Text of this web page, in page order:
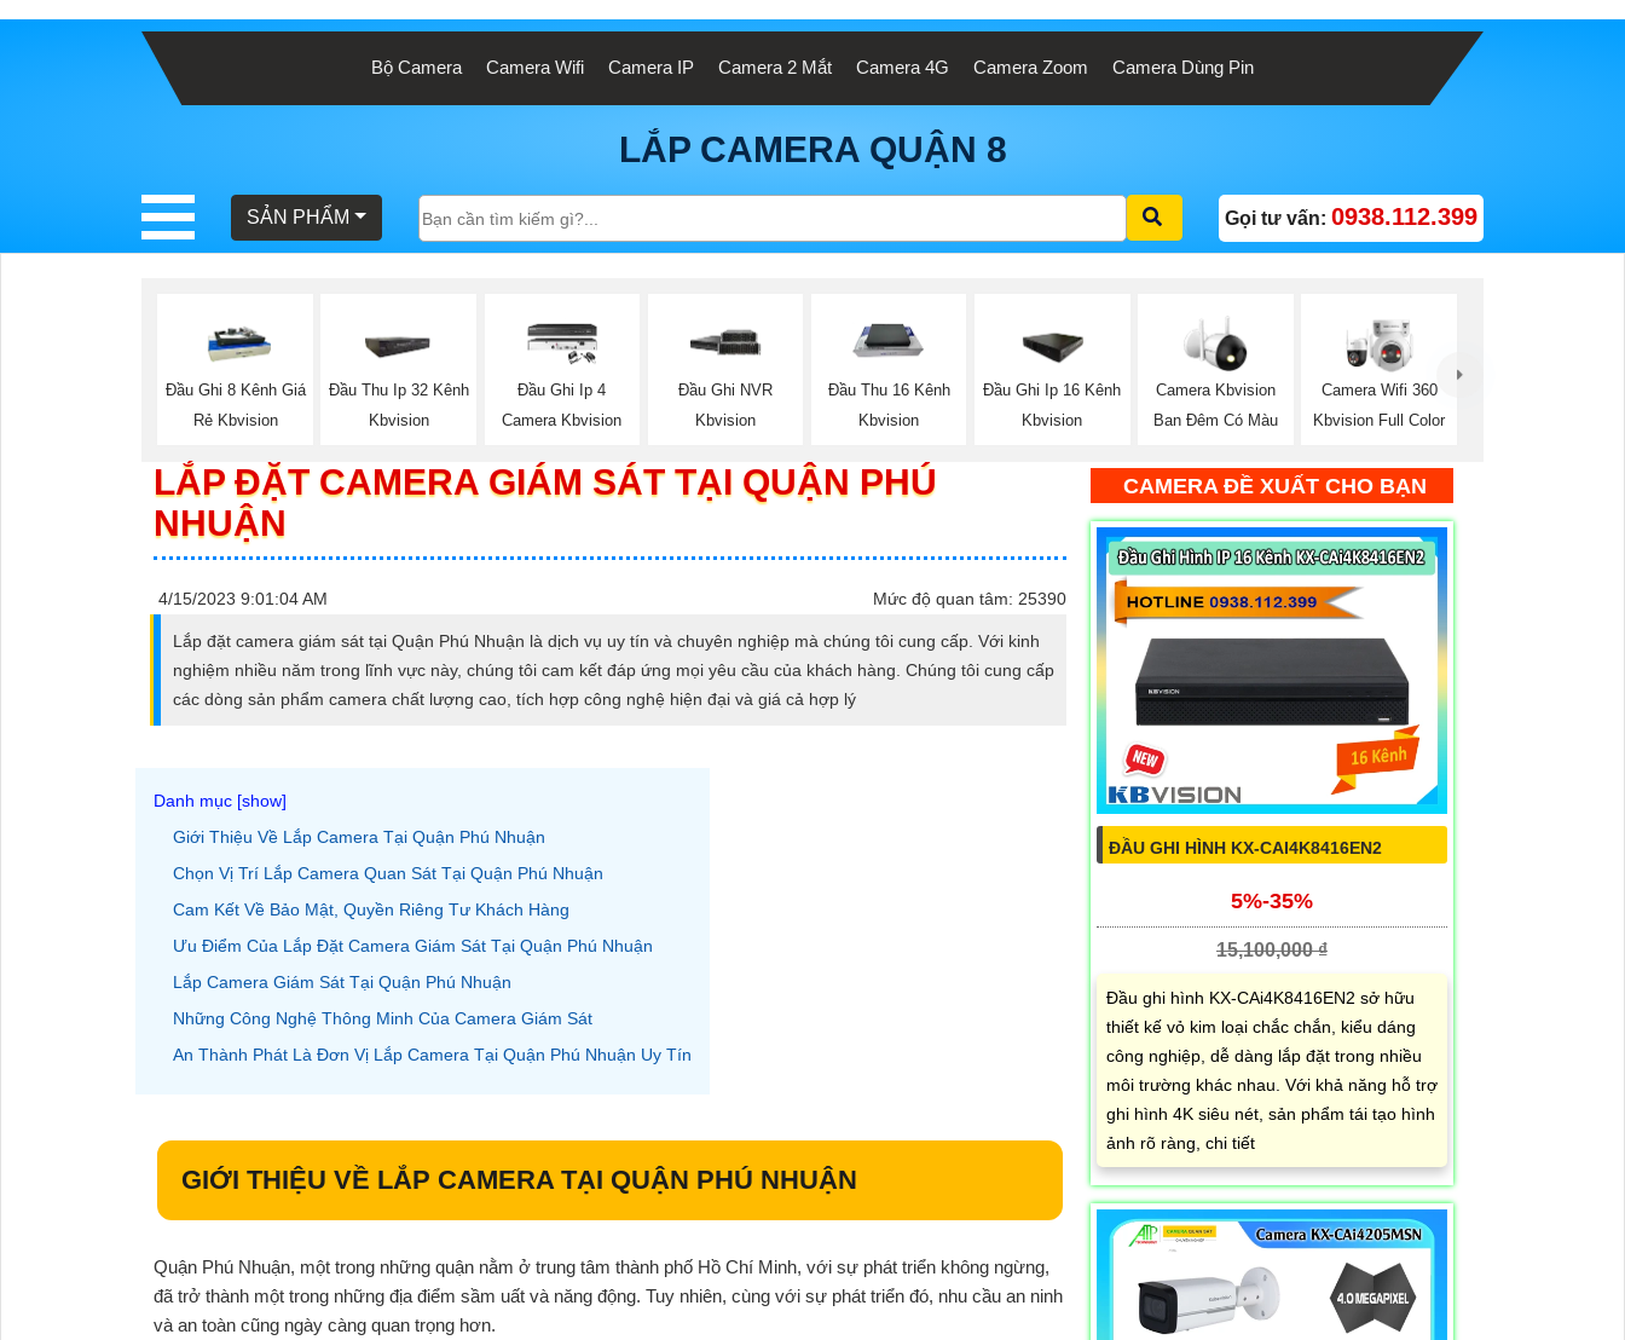
Bộ Camera Camera Wifi Camera IP Camera 2 Mắt Camera 4G Camera Zoom Camera Dùng Pin
LẮP CAMERA QUẬN 8
SẢN PHẨM Gọi tư vấn: 0938.112.399
Đầu Ghi 8 Kênh Giá
Rẻ Kbvision
Đầu Thu Ip 32 Kênh
Kbvision
Đầu Ghi Ip 4
Camera Kbvision
Đầu Ghi NVR
Kbvision
Đầu Thu 16 Kênh
Kbvision
Đầu Ghi Ip 16 Kênh
Kbvision
Camera Kbvision
Ban Đêm Có Màu
Camera Wifi 360
Kbvision Full Color
LẮP ĐẶT CAMERA GIÁM SÁT TẠI QUẬN PHÚ
NHUẬN
4/15/2023 9:01:04 AM Mức độ quan tâm: 25390
Lắp đặt camera giám sát tại Quận Phú Nhuận là dịch vụ uy tín và chuyên nghiệp mà chúng tôi cung cấp. Với kinh
nghiệm nhiều năm trong lĩnh vực này, chúng tôi cam kết đáp ứng mọi yêu cầu của khách hàng. Chúng tôi cung cấp
các dòng sản phẩm camera chất lượng cao, tích hợp công nghệ hiện đại và giá cả hợp lý
Giới Thiệu Về Lắp Camera Tại Quận Phú Nhuận
Chọn Vị Trí Lắp Camera Quan Sát Tại Quận Phú Nhuận
Cam Kết Về Bảo Mật, Quyền Riêng Tư Khách Hàng
Ưu Điểm Của Lắp Đặt Camera Giám Sát Tại Quận Phú Nhuận
Lắp Camera Giám Sát Tại Quận Phú Nhuận
Những Công Nghệ Thông Minh Của Camera Giám Sát
An Thành Phát Là Đơn Vị Lắp Camera Tại Quận Phú Nhuận Uy Tín
GIỚI THIỆU VỀ LẮP CAMERA TẠI QUẬN PHÚ NHUẬN
Quận Phú Nhuận, một trong những quận nằm ở trung tâm thành phố Hồ Chí Minh, với sự phát triển không ngừng,
đã trở thành một trong những địa điểm sầm uất và năng động. Tuy nhiên, cùng với sự phát triển đó, nhu cầu an ninh
và an toàn cũng ngày càng quan trọng hơn.
CAMERA ĐỀ XUẤT CHO BẠN
ĐẦU GHI HÌNH KX-CAI4K8416EN2
5%-35%
15,100,000 ₫
Đầu ghi hình KX-CAi4K8416EN2 sở hữu
thiết kế vỏ kim loại chắc chắn, kiểu dáng
công nghiệp, dễ dàng lắp đặt trong nhiều
môi trường khác nhau. Với khả năng hỗ trợ
ghi hình 4K siêu nét, sản phẩm tái tạo hình
ảnh rõ ràng, chi tiết